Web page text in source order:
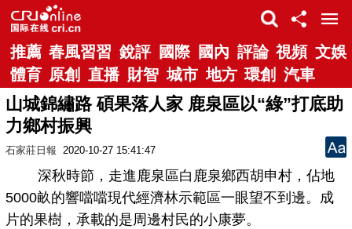
推薦 春風習習 銳評 國際 國內 評論 視頻 文娛
體育 原創 直播 財智 城市 地方 環創 汽車
山城錦繡路 碩果落人家 鹿泉區以“綠”打底助
力鄉村振興
石家莊日報 2020-10-27 15:41:47
深秋時節，走進鹿泉區白鹿泉鄉西胡申村，佔地
5000畝的響噹噹現代經濟林示範區一眼望不到邊。成
片的果樹，承載的是周邊村民的小康夢。